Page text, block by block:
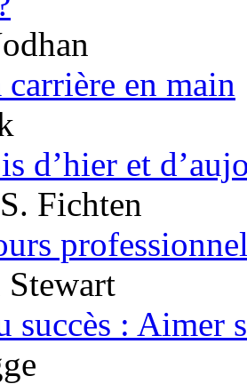
carrière en main
d’hier et
Fichten
Stewart
succès : Aimer